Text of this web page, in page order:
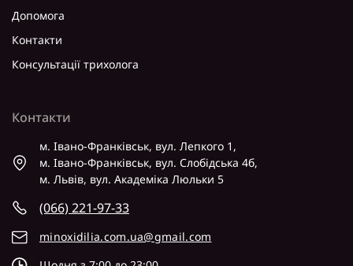
Допомога
Контакти
Консультації трихолога
Контакти
м. Івано-Франківськ, вул. Лепкого 1,
м. Івано-Франківськ, вул. Слобідська 4б,
м. Львів, вул. Академіка Люльки 5
(066) 221-97-33
minoxidilia.com.ua@gmail.com